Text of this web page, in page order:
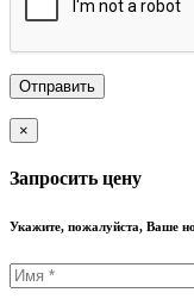
×
Запросить цену
Укажите, пожалуйста, Ваше